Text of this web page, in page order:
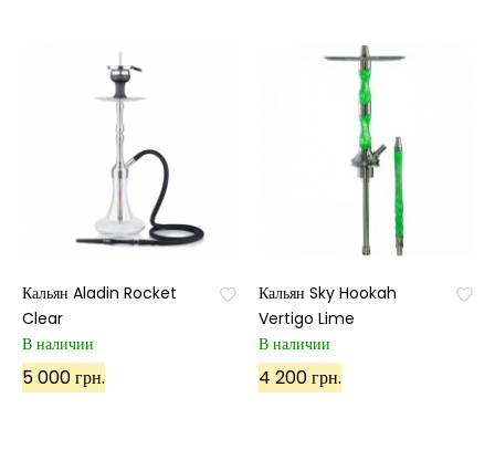
Кальян Aladin Rocket
Clear
В наличии
5 000 грн.
Кальян Sky Hookah
Vertigo Lime
В наличии
4 200 грн.